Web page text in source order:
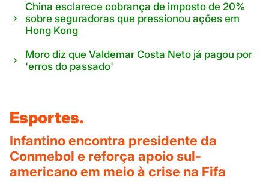
China esclarece cobrança de imposto de 20%
sobre seguradoras que pressionou ações em
Hong Kong
Moro diz que Valdemar Costa Neto já pagou por
'erros do passado'
Esportes.
Infantino encontra presidente da
Conmebol e reforça apoio sul-
americano em meio à crise na Fifa